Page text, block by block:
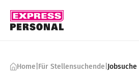
Home|Für Stellensuchende|Jobsuche